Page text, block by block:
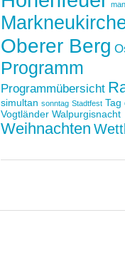
Oberer Berg
Programm
Programmübersicht
simultan sonntag Stadtfest Tag
Vogtländer Walpurgisnacht
Weihnachten